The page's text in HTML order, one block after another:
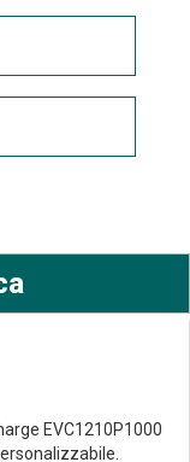
EVC1210P1000